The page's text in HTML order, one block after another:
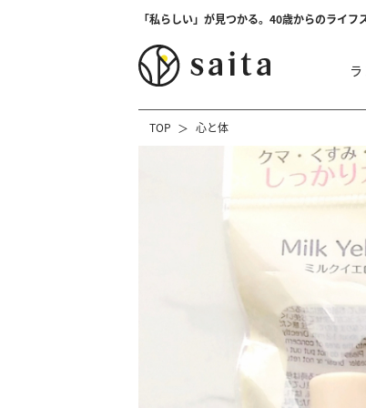
「私らしい」が見つかる。40歳からのライフ
TOP 心と体